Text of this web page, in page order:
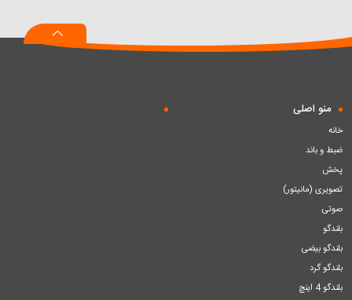
سبد
منو اصلی
خانه
ضبط و باند
پخش
تصویری (مانیتور)
صوتی
بلندگو
بلندگو بیضی
بلندگو گرد
بلندگو 4 اینچ